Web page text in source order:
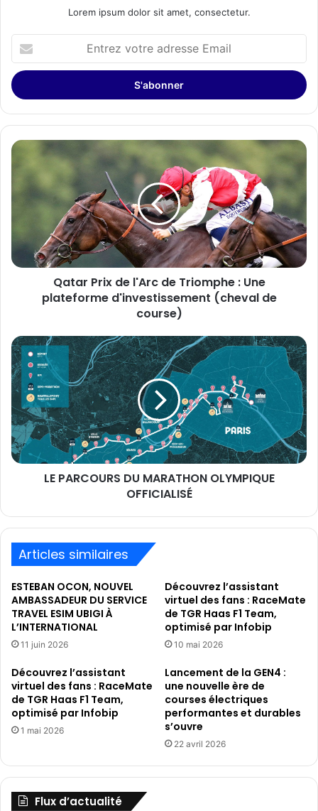
Lorem ipsum dolor sit amet, consectetur.
votre
adresse
Email
Qatar
l'Arc
Une
plateforme
d'investissementQatar Prix de l'Arc de Triomphe : Une
plateforme d'investissement (cheval de
course)
LE
PARCOURS
DU
MARATHON
OLYMPIQUE
OFFICIALISÉ
LE PARCOURS DU MARATHON OLYMPIQUE
OFFICIALISÉ
Articles similaires
ESTEBAN OCON, NOUVEL
AMBASSADEUR DU SERVICE
TRAVEL ESIM UBIGI À
L’INTERNATIONAL
11 juin 2026
Découvrez l’assistant
virtuel des fans : RaceMate
de TGR Haas F1 Team,
optimisé par Infobip
10 mai 2026
Découvrez l’assistant
virtuel des fans : RaceMate
de TGR Haas F1 Team,
optimisé par Infobip
1 mai 2026
Lancement de la GEN4 :
une nouvelle ère de
courses électriques
performantes et durables
s’ouvre
22 avril 2026
Flux d’actualité